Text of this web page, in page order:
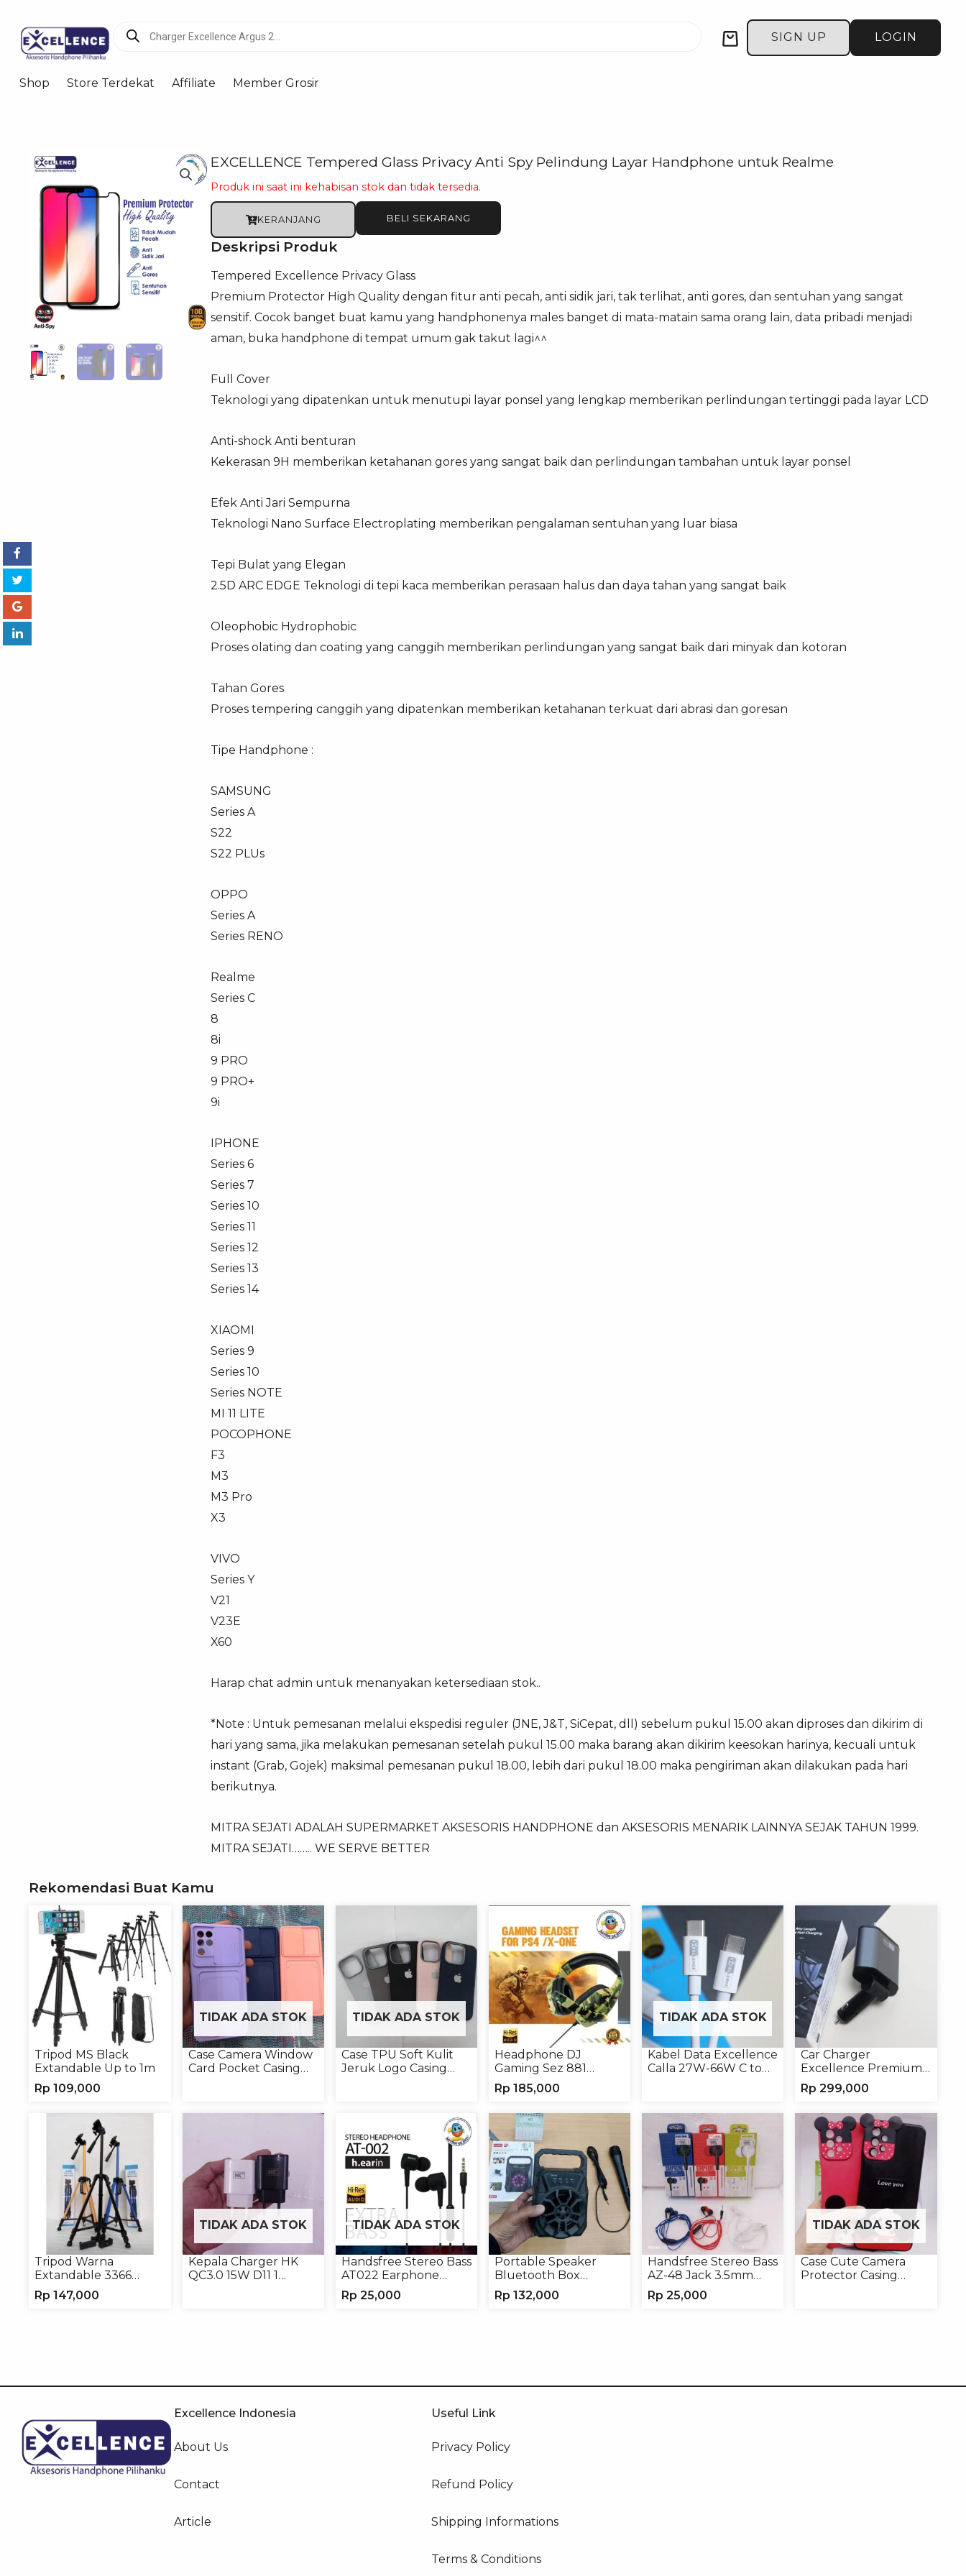
search
Cart SIGN UP LOGIN
Shop Store Terdekat Affiliate Member Grosir
EXCELLENCE Tempered Glass Privacy Anti Spy Pelindung Layar Handphone untuk Realme
Produk ini saat ini kehabisan stok dan tidak tersedia.
KERANJANG BELI SEKARANG
Deskripsi Produk
Tempered Excellence Privacy Glass
Premium Protector High Quality dengan fitur anti pecah, anti sidik jari, tak terlihat, anti gores, dan sentuhan yang sangat
sensitif. Cocok banget buat kamu yang handphonenya males banget di mata-matain sama orang lain, data pribadi menjadi
aman, buka handphone di tempat umum gak takut lagi^^
Full Cover
Teknologi yang dipatenkan untuk menutupi layar ponsel yang lengkap memberikan perlindungan tertinggi pada layar LCD
Anti-shock Anti benturan
Kekerasan 9H memberikan ketahanan gores yang sangat baik dan perlindungan tambahan untuk layar ponsel
Efek Anti Jari Sempurna
Teknologi Nano Surface Electroplating memberikan pengalaman sentuhan yang luar biasa
Tepi Bulat yang Elegan
2.5D ARC EDGE Teknologi di tepi kaca memberikan perasaan halus dan daya tahan yang sangat baik
Oleophobic Hydrophobic
Proses olating dan coating yang canggih memberikan perlindungan yang sangat baik dari minyak dan kotoran
Tahan Gores
Proses tempering canggih yang dipatenkan memberikan ketahanan terkuat dari abrasi dan goresan
Tipe Handphone :
SAMSUNG
Series A
S22
S22 PLUs
OPPO
Series A
Series RENO
Realme
Series C
8
8i
9 PRO
9 PRO+
9i
IPHONE
Series 6
Series 7
Series 10
Series 11
Series 12
Series 13
Series 14
XIAOMI
Series 9
Series 10
Series NOTE
MI 11 LITE
POCOPHONE
F3
M3
M3 Pro
X3
VIVO
Series Y
V21
V23E
X60
Harap chat admin untuk menanyakan ketersediaan stok..
*Note : Untuk pemesanan melalui ekspedisi reguler (JNE, J&T, SiCepat, dll) sebelum pukul 15.00 akan diproses dan dikirim di
hari yang sama, jika melakukan pemesanan setelah pukul 15.00 maka barang akan dikirim keesokan harinya, kecuali untuk
instant (Grab, Gojek) maksimal pemesanan pukul 18.00, lebih dari pukul 18.00 maka pengiriman akan dilakukan pada hari
berikutnya.
MITRA SEJATI ADALAH SUPERMARKET AKSESORIS HANDPHONE dan AKSESORIS MENARIK LAINNYA SEJAK TAHUN 1999.
MITRA SEJATI…….. WE SERVE BETTER
Rekomendasi Buat Kamu
Tripod MS Black
Extandable Up to 1m
Rp 109,000
TIDAK ADA STOK
Case Camera Window
Card Pocket Casing
TIDAK ADA STOK
Case TPU Soft Kulit
Jeruk Logo Casing
Headphone DJ
Gaming Sez 881
Handsfree Earphone
Headset
Rp 185,000
TIDAK ADA STOK
Kabel Data Excellence
Calla 27W-66W C to
Car Charger
Excellence Premium
4in1 120W Charger
Handphone
Rp 299,000
Tripod Warna
Extandable 3366
Tripod Handphone
Kamera
Rp 147,000
TIDAK ADA STOK
Kepala Charger HK
QC3.0 15W D11 1
TIDAK ADA STOK
Handsfree Stereo Bass
AT022 Earphone
Headset Headphone
Rp 25,000
Portable Speaker
Bluetooth Box
TNS315 Speaker
Portable Wireless
Rp 132,000
Handsfree Stereo Bass
AZ-48 Jack 3.5mm
Earphone Headset
Headphone
Rp 25,000
TIDAK ADA STOK
Case Cute Camera
Protector Casing
Excellence Indonesia
About Us
Contact
Article
Useful Link
Privacy Policy
Refund Policy
Shipping Informations
Terms & Conditions